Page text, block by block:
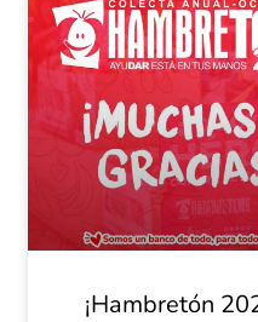
¡Hambretón